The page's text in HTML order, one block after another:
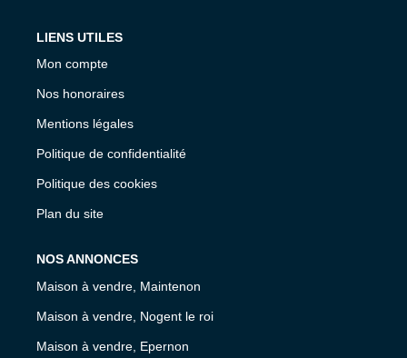
LIENS UTILES
Mon compte
Nos honoraires
Mentions légales
Politique de confidentialité
Politique des cookies
Plan du site
NOS ANNONCES
Maison à vendre, Maintenon
Maison à vendre, Nogent le roi
Maison à vendre, Epernon